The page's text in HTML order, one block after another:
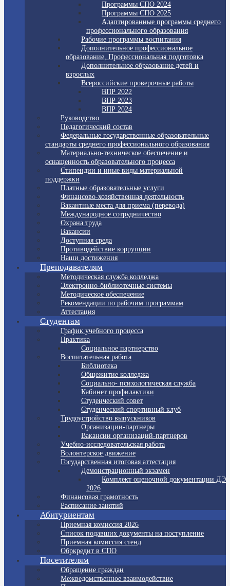
Программы СПО 2024
Программы СПО 2025
Адаптированные программы среднего
профессионального образования
Рабочие программы воспитания
Дополнительное профессиональное
образование, Профессиональная подготовка
Дополнительное образование детей и
взрослых
Всероссийские проверочные работы
ВПР 2022
ВПР 2023
ВПР 2024
Руководство
Педагогический состав
Федеральные государственные образовательные
стандарты среднего профессионального образования
Материально-техническое обеспечение и
оснащенность образовательного процесса
Стипендии и иные виды материальной
поддержки
Платные образовательные услуги
Финансово-хозяйственная деятельность
Вакантные места для приема (перевода)
Международное сотрудничество
Охрана труда
Вакансии
Доступная среда
Противодействие коррупции
Наши достижения
Преподавателям
Методическая служба колледжа
Электронно-библиотечные системы
Методическое обеспечение
Рекомендации по рабочим программам
Аттестация
Студентам
График учебного процесса
Практика
Социальное партнерство
Воспитательная работа
Библиотека
Общежитие колледжа
Социально- психологическая служба
Кабинет профилактики
Студенческий совет
Студенческий спортивный клуб
Трудоустройство выпускников
Организации-партнеры
Вакансии организаций-партнеров
Учебно-исследовательская работа
Волонтерское движение
Государственная итоговая аттестация
Демонстрационный экзамен
Комплект оценочной документации ДЭ
2026
Финансовая грамотность
Расписание занятий
Абитуриентам
Приемная комиссия 2026
Список подавших документы на поступление
Приемная комиссия стенд
Обркредит в СПО
Посетителям
Обращение граждан
Межведомственное взаимодействие